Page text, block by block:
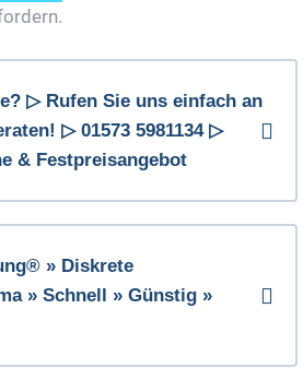
▷ Rufen Sie uns einfach an
▷ 01573 5981134 ▷
& Festpreisangebot
» Diskrete
» Schnell » Günstig »